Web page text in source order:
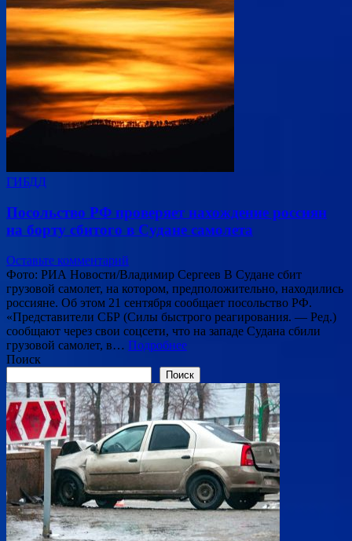
ГИБДД
Посольство РФ проверяет нахождение россиян
на борту сбитого в Судане самолета
Оставьте комментарий
Фото: РИА Новости/Владимир Сергеев В Судане сбит
грузовой самолет, на котором, предположительно, находились
россияне. Об этом 21 сентября сообщает посольство РФ.
«Представители СБР (Силы быстрого реагирования. — Ред.)
сообщают через свои соцсети, что на западе Судана сбили
грузовой самолет, в… Подробнее
Поиск
Поиск